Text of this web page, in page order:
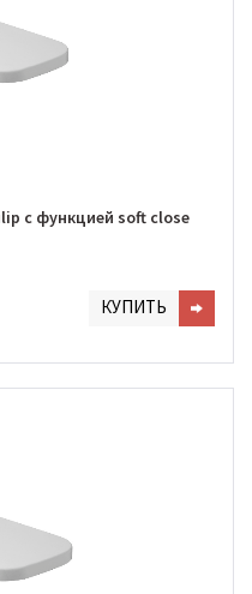
с функцией soft close
КУПИТЬ